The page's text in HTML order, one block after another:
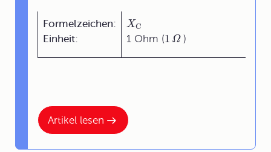
Artikel lesen
Formelzeichen:
Einheit:
XC
1 Ohm (1 Ω)